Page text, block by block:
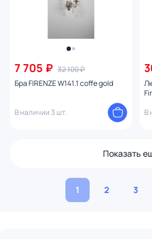
7 705 ₽ 32 100 ₽
Бра FIRENZE W141.1 coffe gold
В наличии 3 шт.
В
Показать
1 2 3